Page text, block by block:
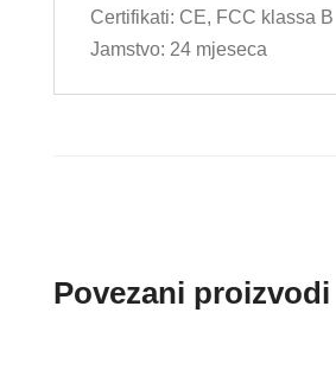
Certifikati: CE, FCC klassa B
Jamstvo: 24 mjeseca
Povezani proizvodi